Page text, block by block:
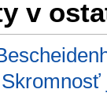
v
Skromnosť